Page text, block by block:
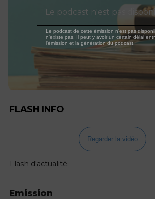
FLASH INFO
Regarder la vidéo
Flash d'actualité.
Emission
Le podcast n'est pas
Le podcast de cette émission n'est pas
n'existe pas. Il peut y avoir un certain délai
l'émission et la génération du podcast.